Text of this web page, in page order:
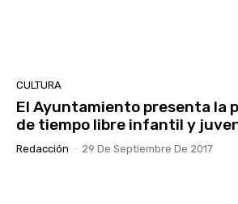
CULTURA
El Ayuntamiento presenta la
de tiempo libre infantil y
Redacción - 29 De Septiembre De 2017